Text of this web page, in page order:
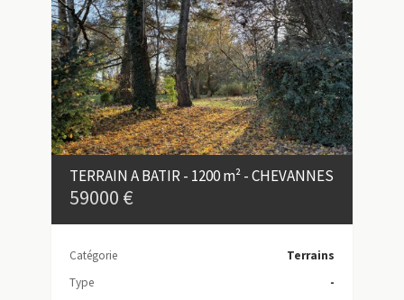
TERRAIN A BATIR - 1200 m² - CHEVANNES
59000 €
Catégorie
Terrains
Type
-